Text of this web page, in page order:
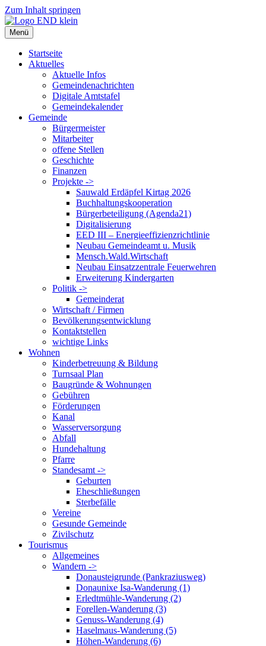
Zum Inhalt springen
Menü
Startseite
Aktuelles
Aktuelle Infos
Gemeindenachrichten
Digitale Amtstafel
Gemeindekalender
Gemeinde
Bürgermeister
Mitarbeiter
offene Stellen
Geschichte
Finanzen
Projekte ->
Sauwald Erdäpfel Kirtag 2026
Buchhaltungskooperation
Bürgerbeteiligung (Agenda21)
Digitalisierung
EED III – Energieeffizienzrichtlinie
Neubau Gemeindeamt u. Musik
Mensch.Wald.Wirtschaft
Neubau Einsatzzentrale Feuerwehren
Erweiterung Kindergarten
Politik ->
Gemeinderat
Wirtschaft / Firmen
Bevölkerungsentwicklung
Kontaktstellen
wichtige Links
Wohnen
Kinderbetreuung & Bildung
Turnsaal Plan
Baugründe & Wohnungen
Gebühren
Förderungen
Kanal
Wasserversorgung
Abfall
Hundehaltung
Pfarre
Standesamt ->
Geburten
Eheschließungen
Sterbefälle
Vereine
Gesunde Gemeinde
Zivilschutz
Tourismus
Allgemeines
Wandern ->
Donausteigrunde (Pankraziusweg)
Donaunixe Isa-Wanderung (1)
Erledtmühle-Wanderung (2)
Forellen-Wanderung (3)
Genuss-Wanderung (4)
Haselmaus-Wanderung (5)
Höhen-Wanderung (6)